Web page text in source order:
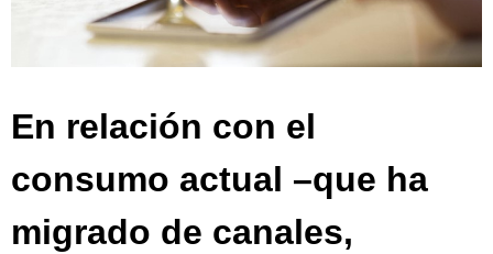
En relación con el
consumo actual –que ha
migrado de canales,